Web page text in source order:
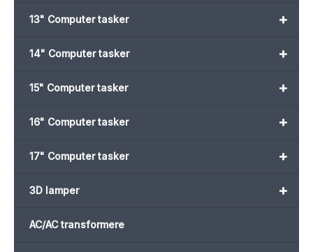
+
13" Computer tasker
+
14" Computer tasker
+
15" Computer tasker
+
16" Computer tasker
+
17" Computer tasker
+
3D lamper
AC/AC transformere